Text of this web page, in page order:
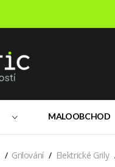
MALOOBCHOD
Grilování Elektrické Grily